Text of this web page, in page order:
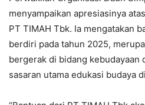
menyampaikan apresiasinya
PT TIMAH Tbk. Ia mengatakan
berdiri pada tahun 2025,
bergerak di bidang kebudayaan
sasaran utama edukasi budaya